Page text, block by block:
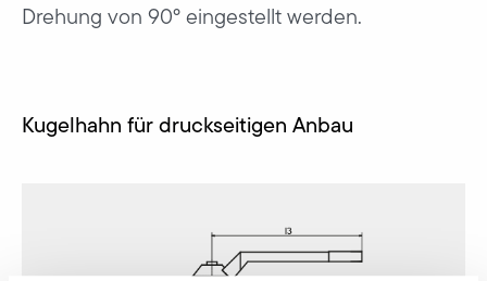
Drehung von 90° eingestellt werden.
Kugelhahn für druckseitigen Anbau